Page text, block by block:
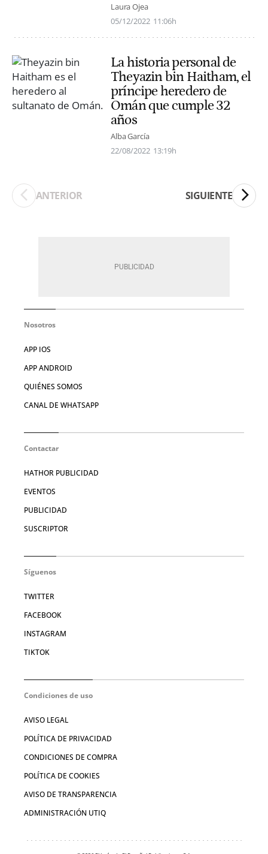
Laura Ojea
05/12/2022 11:06h
La historia personal de
Theyazin bin Haitham, el
príncipe heredero de
Omán que cumple 32
años
Alba García
22/08/2022 13:19h
ANTERIOR SIGUIENTE
Nosotros
APP IOS
APP ANDROID
QUIÉNES SOMOS
CANAL DE WHATSAPP
Contactar
HATHOR PUBLICIDAD
EVENTOS
PUBLICIDAD
SUSCRIPTOR
Síguenos
TWITTER
FACEBOOK
INSTAGRAM
TIKTOK
Condiciones de uso
AVISO LEGAL
POLÍTICA DE PRIVACIDAD
CONDICIONES DE COMPRA
POLÍTICA DE COOKIES
AVISO DE TRANSPARENCIA
ADMINISTRACIÓN UTIQ